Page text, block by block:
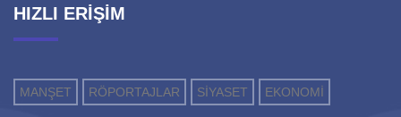
HIZLI ERİŞİM
MANŞET RÖPORTAJLAR SİYASET EKONOMİ